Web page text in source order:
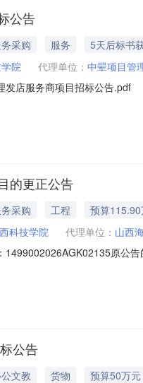
公告
采购 服务 5天后标书
院 代理单位： 中翚项目管
发店服务商项目招标公告.pdf
的更正公告
采购 工程 预算
科技学院 代理单位： 山西
原公
采购代理机构信息采购代
公告
文教 货物 预算50万元